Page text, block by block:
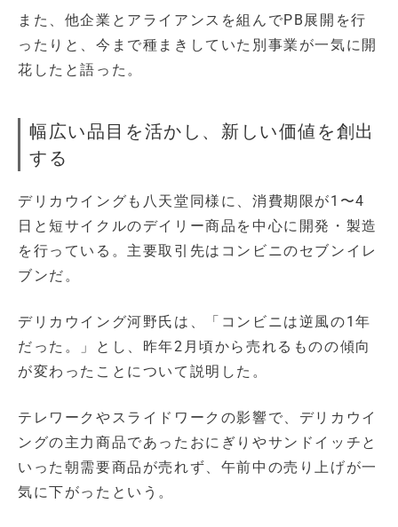
また、他企業とアライアンスを組んでPB展開を行
ったりと、今まで種まきしていた別事業が一気に開
花したと語った。
幅広い品目を活かし、新しい価値を創出
する
デリカウイングも八天堂同様に、消費期限が1〜4
日と短サイクルのデイリー商品を中心に開発・製造
を行っている。主要取引先はコンビニのセブンイレ
ブンだ。
デリカウイング河野氏は、「コンビニは逆風の1年
だった。」とし、昨年2月頃から売れるものの傾向
が変わったことについて説明した。
テレワークやスライドワークの影響で、デリカウイ
ングの主力商品であったおにぎりやサンドイッチと
いった朝需要商品が売れず、午前中の売り上げが一
気に下がったという。